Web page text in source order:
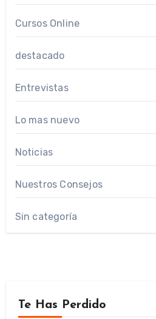
Cursos Online
destacado
Entrevistas
Lo mas nuevo
Noticias
Nuestros Consejos
Sin categoría
Te Has Perdido